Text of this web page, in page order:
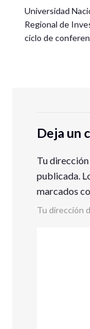
Universidad
Regional de
ciclo de
Deja un
Tu
publicada.
marcados
Tu dirección